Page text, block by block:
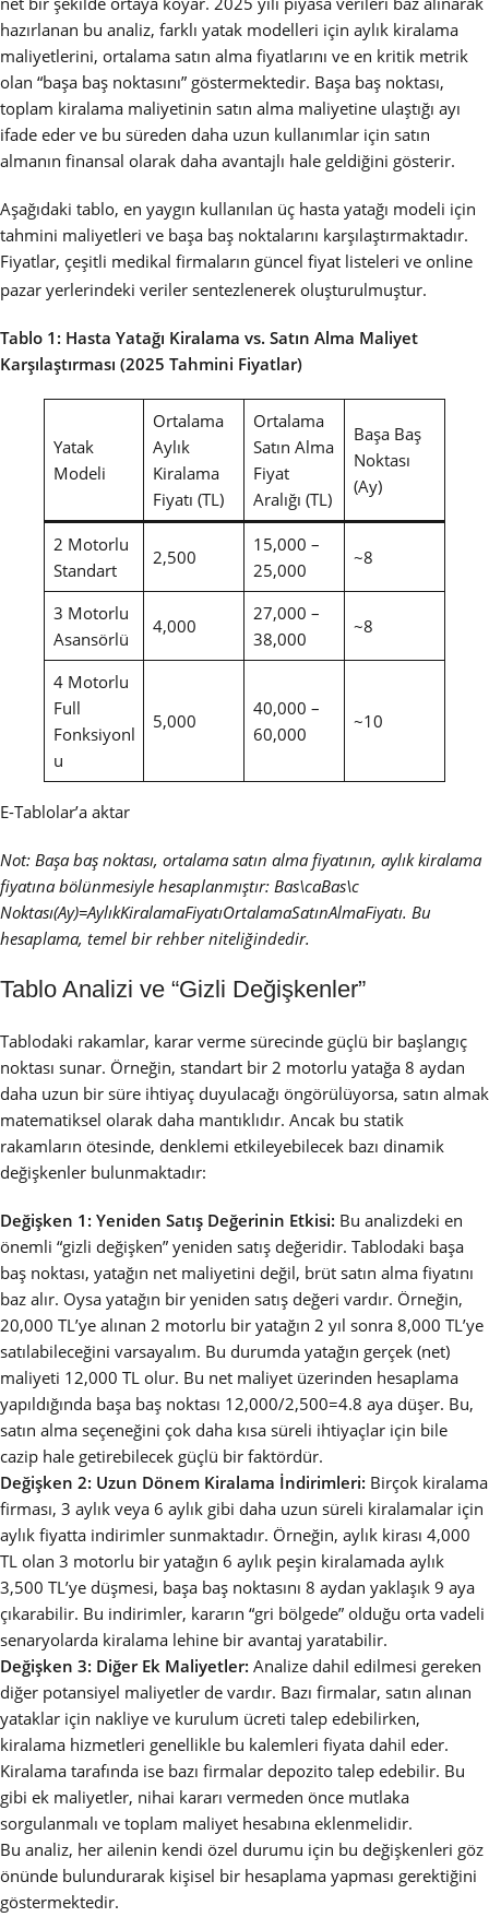
hazırlanan bu analiz, farklı yatak modelleri için aylık kiralama
maliyetlerini, ortalama satın alma fiyatlarını ve en kritik metrik
olan “başa baş noktasını” göstermektedir. Başa baş noktası,
toplam kiralama maliyetinin satın alma maliyetine ulaştığı ayı
ifade eder ve bu süreden daha uzun kullanımlar için satın
almanın finansal olarak daha avantajlı hale geldiğini gösterir.
Aşağıdaki tablo, en yaygın kullanılan üç hasta yatağı modeli için
tahmini maliyetleri ve başa baş noktalarını karşılaştırmaktadır.
Fiyatlar, çeşitli medikal firmaların güncel fiyat listeleri ve online
pazar yerlerindeki veriler sentezlenerek oluşturulmuştur.
Tablo 1: Hasta Yatağı Kiralama vs. Satın Alma Maliyet
Karşılaştırması (2025 Tahmini Fiyatlar)
Yatak
Modeli
Ortalama
Aylık
Kiralama
Fiyatı (TL)
Ortalama
Satın Alma
Fiyat
Aralığı (TL)
Başa Baş
Noktası
(Ay)
2 Motorlu
Standart
2,500
15,000 –
25,000
~8
3 Motorlu
Asansörlü
4,000
27,000 –
38,000
~8
4 Motorlu
Full
Fonksiyonl
u
5,000
40,000 –
60,000
~10
E-Tablolar’a aktar
Not: Başa baş noktası, ortalama satın alma fiyatının, aylık kiralama
fiyatına bölünmesiyle hesaplanmıştır: Bas\c​aBas\c​
Noktası(Ay)=AylıkKiralamaFiyatıOrtalamaSatınAlmaFiyatı​. Bu
hesaplama, temel bir rehber niteliğindedir.
Tablo Analizi ve “Gizli Değişkenler”
Tablodaki rakamlar, karar verme sürecinde güçlü bir başlangıç
noktası sunar. Örneğin, standart bir 2 motorlu yatağa 8 aydan
daha uzun bir süre ihtiyaç duyulacağı öngörülüyorsa, satın almak
matematiksel olarak daha mantıklıdır. Ancak bu statik
rakamların ötesinde, denklemi etkileyebilecek bazı dinamik
değişkenler bulunmaktadır:
Değişken 1: Yeniden Satış Değerinin Etkisi: Bu analizdeki en
önemli “gizli değişken” yeniden satış değeridir. Tablodaki başa
baş noktası, yatağın net maliyetini değil, brüt satın alma fiyatını
baz alır. Oysa yatağın bir yeniden satış değeri vardır. Örneğin,
20,000 TL’ye alınan 2 motorlu bir yatağın 2 yıl sonra 8,000 TL’ye
satılabileceğini varsayalım. Bu durumda yatağın gerçek (net)
maliyeti 12,000 TL olur. Bu net maliyet üzerinden hesaplama
yapıldığında başa baş noktası 12,000/2,500=4.8 aya düşer. Bu,
satın alma seçeneğini çok daha kısa süreli ihtiyaçlar için bile
cazip hale getirebilecek güçlü bir faktördür.
Değişken 2: Uzun Dönem Kiralama İndirimleri: Birçok kiralama
firması, 3 aylık veya 6 aylık gibi daha uzun süreli kiralamalar için
aylık fiyatta indirimler sunmaktadır. Örneğin, aylık kirası 4,000
TL olan 3 motorlu bir yatağın 6 aylık peşin kiralamada aylık
3,500 TL’ye düşmesi, başa baş noktasını 8 aydan yaklaşık 9 aya
çıkarabilir. Bu indirimler, kararın “gri bölgede” olduğu orta vadeli
senaryolarda kiralama lehine bir avantaj yaratabilir.
Değişken 3: Diğer Ek Maliyetler: Analize dahil edilmesi gereken
diğer potansiyel maliyetler de vardır. Bazı firmalar, satın alınan
yataklar için nakliye ve kurulum ücreti talep edebilirken,
kiralama hizmetleri genellikle bu kalemleri fiyata dahil eder.
Kiralama tarafında ise bazı firmalar depozito talep edebilir. Bu
gibi ek maliyetler, nihai kararı vermeden önce mutlaka
sorgulanmalı ve toplam maliyet hesabına eklenmelidir.
Bu analiz, her ailenin kendi özel durumu için bu değişkenleri göz
önünde bulundurarak kişisel bir hesaplama yapması gerektiğini
göstermektedir.